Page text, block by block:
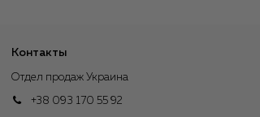
Контакты
Отдел продаж Украина
+38 093 170 55 92